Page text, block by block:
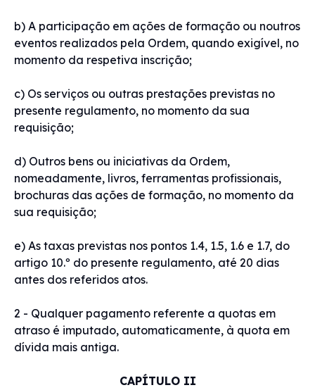
b) A participação em ações de formação ou noutros
eventos realizados pela Ordem, quando exigível, no
momento da respetiva inscrição;
c) Os serviços ou outras prestações previstas no
presente regulamento, no momento da sua
requisição;
d) Outros bens ou iniciativas da Ordem,
nomeadamente, livros, ferramentas profissionais,
brochuras das ações de formação, no momento da
sua requisição;
e) As taxas previstas nos pontos 1.4, 1.5, 1.6 e 1.7, do
artigo 10.º do presente regulamento, até 20 dias
antes dos referidos atos.
2 - Qualquer pagamento referente a quotas em
atraso é imputado, automaticamente, à quota em
dívida mais antiga.
CAPÍTULO II